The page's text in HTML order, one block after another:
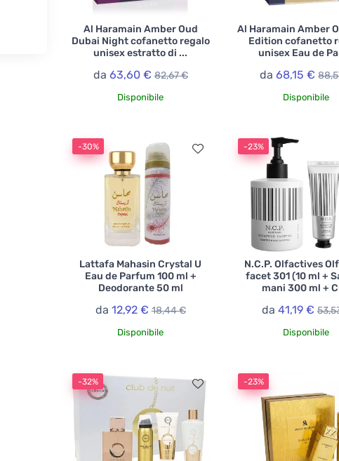
Al Haramain Amber Oud
Dubai Night cofanetto regalo
unisex estratto di ...
da 63,60 € 82,67 €
Disponibile
Al Haramain Amber
Edition cofanetto
unisex Eau de
da68,15 €
Disponibile
-30%
Lattafa Mahasin Crystal U
Eau de Parfum 100 ml +
Deodorante 50 ml
da 12,92 € 18,44 €
Disponibile
-23%
N.C.P. Olfactives
facet 301 (10 ml +
mani 300 ml +
da 41,19 €
Disponibile
-32% -23%